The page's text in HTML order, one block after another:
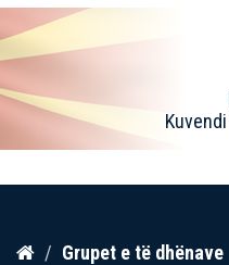
Kalo
Grupet e të dhënave